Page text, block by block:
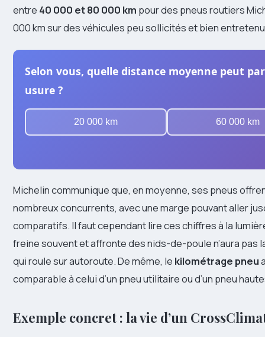
entre 40 000 et 80 000 km pour des pneus routiers
000 km sur des véhicules peu sollicités et bien
Selon vous, quelle distance moyenne peut
usure ?
20 000 km 60 000 km
Michelin communique que, en moyenne, ses pneus
nombreux concurrents, avec une marge pouvant aller
comparatifs. Il faut cependant lire ces chiffres à la
freine souvent et affronte des nids-de-poule n’aura pas
qui roule sur autoroute. De même, le kilométrage pneu
comparable à celui d’un pneu utilitaire ou d’un pneu
Exemple concret : la vie d’un